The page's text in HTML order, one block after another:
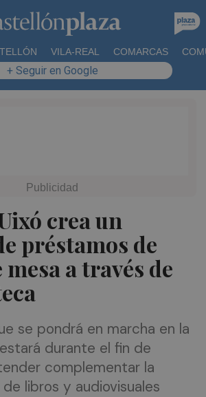
VILA-REAL COMARCAS
+ Seguir en Google
crea un
préstamos de
mesa a través de
se pondrá en marcha en la
durante el fin de
complementar la
libros y audiovisuales